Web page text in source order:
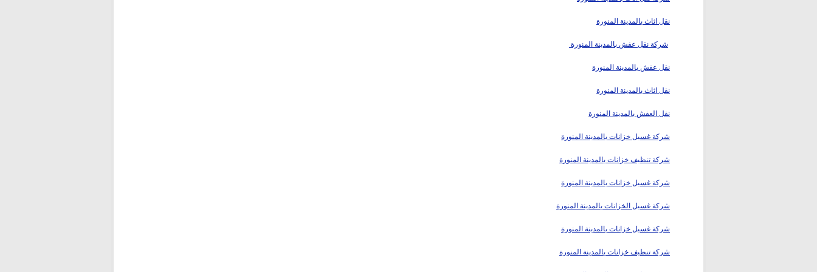
نقل اثاث بالمدينة المنورة
شركة نقل عفش بالمدينة المنورة
نقل عفش بالمدينة المنورة
نقل اثاث بالمدينة المنورة
نقل العفش بالمدينة المنورة
شركة غسيل خزانات بالمدينة المنورة
شركة تنظيف خزانات بالمدينة المنورة
شركة غسيل خزانات بالمدينة المنورة
شركة غسيل الخزانات بالمدينة المنورة
شركة غسيل خزانات بالمدينة المنورة
شركة تنظيف خزانات بالمدينة المنورة